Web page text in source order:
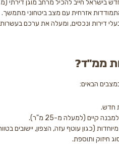
להכיל מרחב מוגן דירתי (ממ"ד) תקני.
עם מצב ביטחוני מתמשך. מעבר לכך,
ומעלה את ערכם בעשרות אלפי שקלים
מ-25 מ"ר).
עזה, הצפון, יישובים בטווח רקטי).